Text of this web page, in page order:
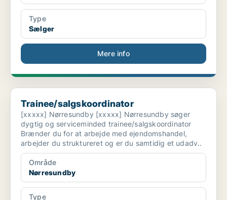
Type
Sælger
Mere info
Trainee/salgskoordinator
Trainee/salgskoordinator
[xxxxx] Nørresundby [xxxxx] Nørresundby søger
dygtig og serviceminded trainee/salgskoordinator
Brænder du for at arbejde med ejendomshandel,
arbejder du struktureret og er du samtidig et udadv..
Område
Nørresundby
Type